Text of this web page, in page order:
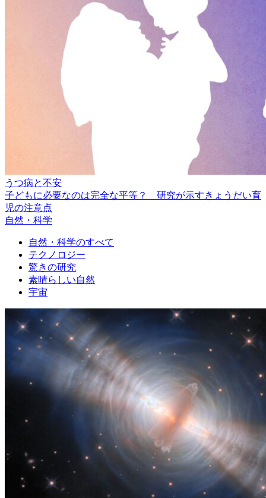
うつ病と不安
子どもに必要なのは完全な平等？ 研究が示すきょうだい育
児の注意点
自然・科学
自然・科学のすべて
テクノロジー
驚きの研究
素晴らしい自然
宇宙